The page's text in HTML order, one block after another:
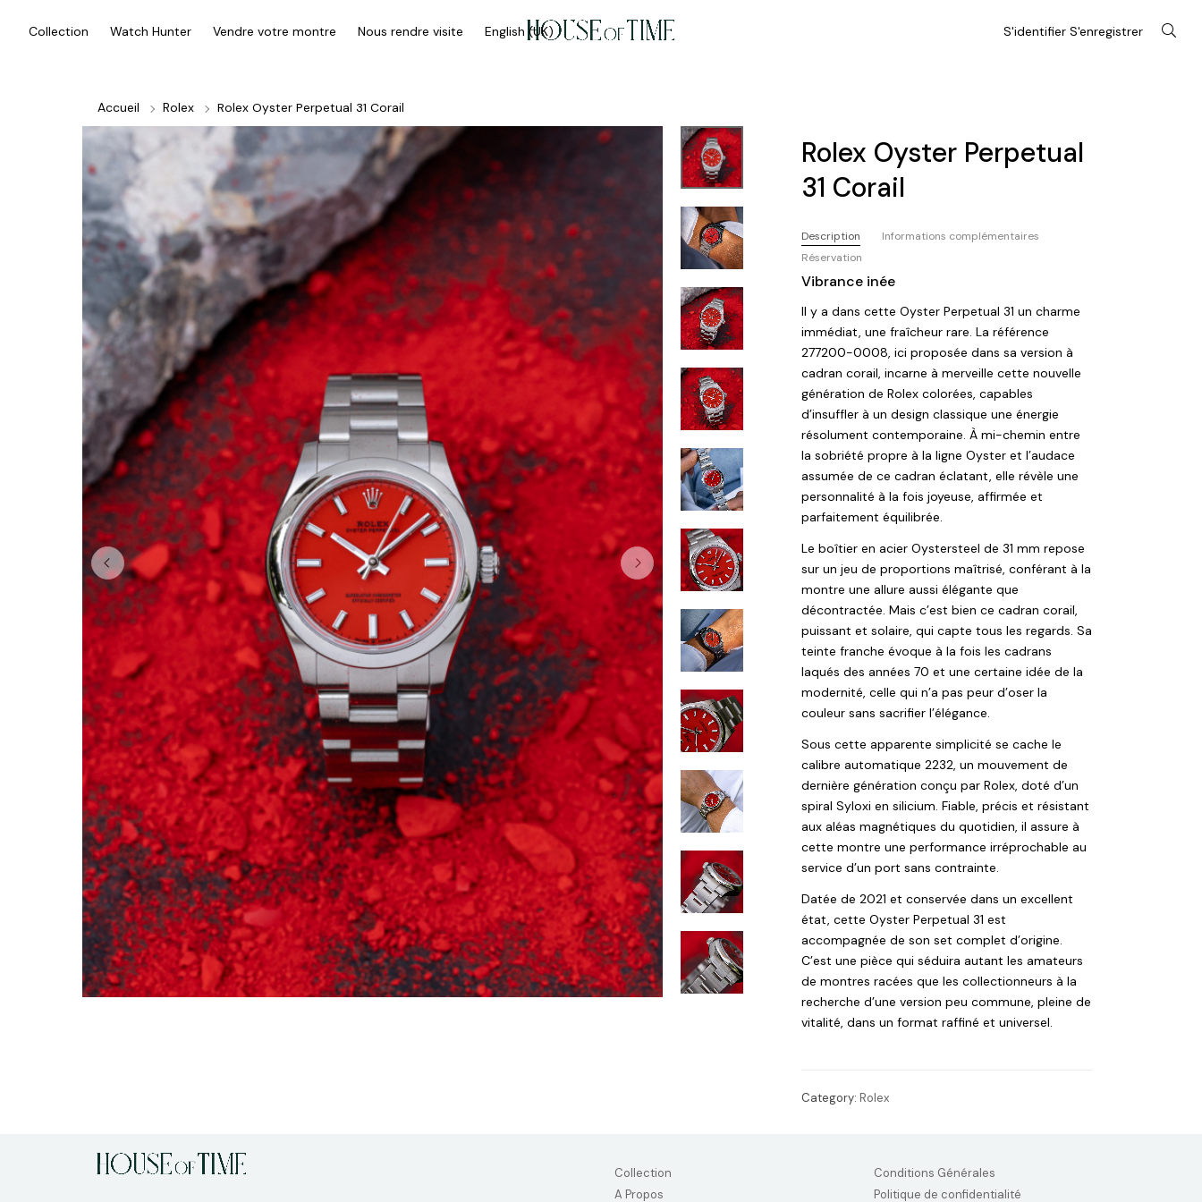
S'identifier S'enregistrer
Collection Watch Hunter Vendre votre montre Nous rendre visite English (UK)
Accueil Rolex Rolex Oyster Perpetual 31 Corail
Rolex Oyster Perpetual
31 Corail
Description
Informations complémentaires
Réservation
Vibrance inée
Il y a dans cette Oyster Perpetual 31 un charme
immédiat, une fraîcheur rare. La référence
277200-0008, ici proposée dans sa version à
cadran corail, incarne à merveille cette nouvelle
génération de Rolex colorées, capables
d’insuffler à un design classique une énergie
résolument contemporaine. À mi-chemin entre
la sobriété propre à la ligne Oyster et l’audace
assumée de ce cadran éclatant, elle révèle une
personnalité à la fois joyeuse, affirmée et
parfaitement équilibrée.
Le boîtier en acier Oystersteel de 31 mm repose
sur un jeu de proportions maîtrisé, conférant à la
montre une allure aussi élégante que
décontractée. Mais c’est bien ce cadran corail,
puissant et solaire, qui capte tous les regards. Sa
teinte franche évoque à la fois les cadrans
laqués des années 70 et une certaine idée de la
modernité, celle qui n’a pas peur d’oser la
couleur sans sacrifier l’élégance.
Sous cette apparente simplicité se cache le
calibre automatique 2232, un mouvement de
dernière génération conçu par Rolex, doté d’un
spiral Syloxi en silicium. Fiable, précis et résistant
aux aléas magnétiques du quotidien, il assure à
cette montre une performance irréprochable au
service d’un port sans contrainte.
Datée de 2021 et conservée dans un excellent
état, cette Oyster Perpetual 31 est
accompagnée de son set complet d’origine.
C’est une pièce qui séduira autant les amateurs
de montres racées que les collectionneurs à la
recherche d’une version peu commune, pleine de
vitalité, dans un format raffiné et universel.
Category: Rolex
Collection
A Propos
Conditions Générales
Politique de confidentialité